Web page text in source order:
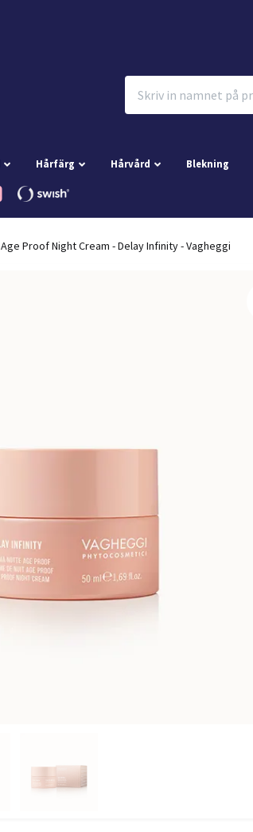
Hårfärg Hårvård Blekning
Age Proof Night Cream - Delay Infinity - Vagheggi